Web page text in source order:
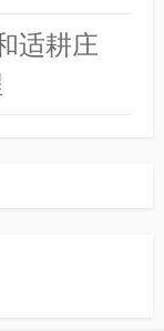
适耕庄